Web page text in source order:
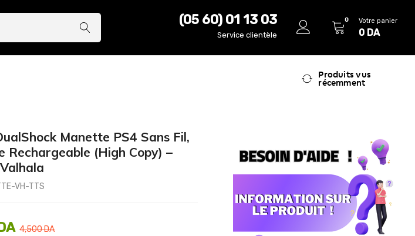
(05 60) 01 13 03
Service clientèle
0 Votre panier
0 DA
Produits vus
récemment
Manette PS4 Sans Fil,
Rechargeable (High Copy) –
VH-TTS
4,500DA